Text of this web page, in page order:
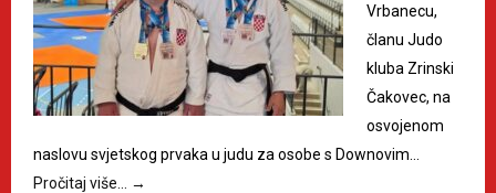
Vrbanecu,
članu Judo
kluba Zrinski
Čakovec, na
osvojenom
naslovu svjetskog prvaka u judu za osobe s Downovim…
Pročitaj više…
→